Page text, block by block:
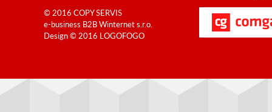
© 2016 COPY SERVIS
e-business B2BWinternet s.r.o.
Design © 2016 LOGOFOGO